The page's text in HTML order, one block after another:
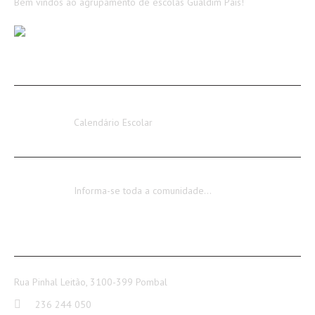
Calendário Escolar
Informa-se toda a comunidade…
Rua Pinhal Leitão, 3100-399 Pombal
236 244 050